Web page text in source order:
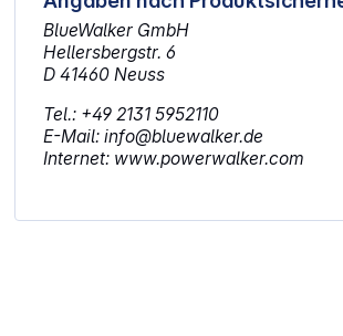
BlueWalker GmbH
Hellersbergstr. 6
D 41460 Neuss
Tel.: +49 2131 5952110
E-Mail: info@bluewalker.de
Internet: www.powerwalker.com